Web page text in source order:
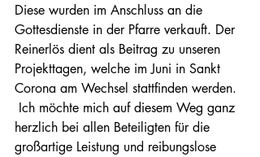
Diese wurden im Anschluss an die
Gottesdienste in der Pfarre verkauft. Der
Reinerlös dient als Beitrag zu unseren
Projekttagen, welche im Juni in Sankt
Corona am Wechsel stattfinden werden.
herzlich bei allen Beteiligten für die
großartige Leistung und reibungslose